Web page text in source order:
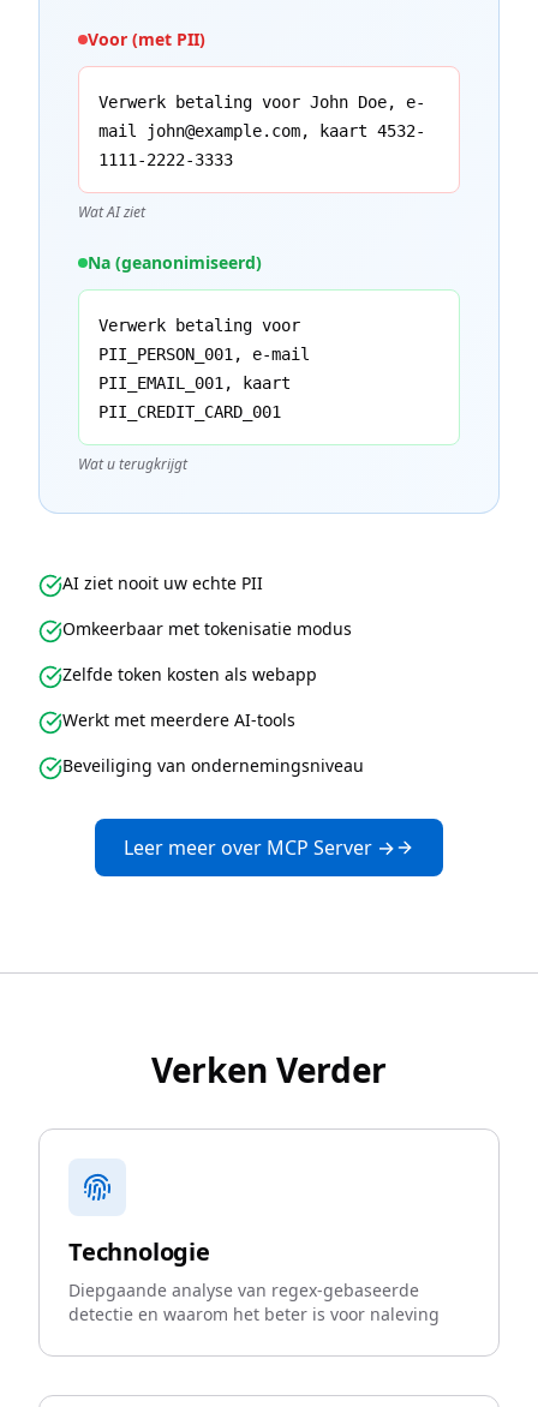
Voor (met PII)
Verwerk betaling voor John Doe, e-
mail john@example.com, kaart 4532-
1111-2222-3333
Wat AI ziet
Na (geanonimiseerd)
Verwerk betaling voor
PII_PERSON_001, e-mail
PII_EMAIL_001, kaart
PII_CREDIT_CARD_001
Wat u terugkrijgt
AI ziet nooit uw echte PII
Omkeerbaar met tokenisatie modus
Zelfde token kosten als webapp
Werkt met meerdere AI-tools
Beveiliging van ondernemingsniveau
Leer meer over MCP Server →
Verken Verder
Technologie
Diepgaande analyse van regex-gebaseerde
detectie en waarom het beter is voor naleving